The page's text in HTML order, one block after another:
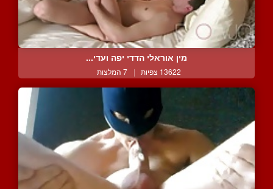
מין אוראלי הדדי יפה ועדי...
13622 צפיות | 7 המלצות